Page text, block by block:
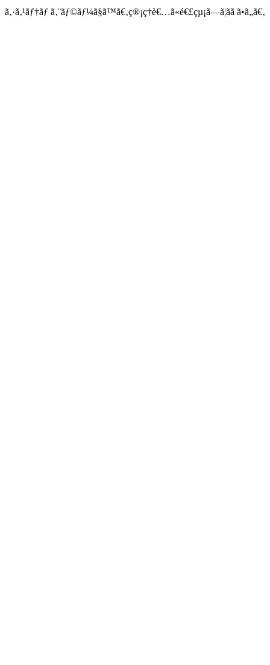
ã‚·ã‚¹ãƒ†ãƒ ã‚¨ãƒ©ãƒ¼ã§ã™ã€‚ç®¡ç†è€…ã«é€£çµ¡ã—ã¦ãã ã•ã„ã€‚